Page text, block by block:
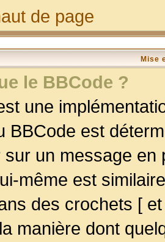
de page
Mise
le BBCode ?
une
BBCode est
sur un message
même est
des crochets [
manière dont